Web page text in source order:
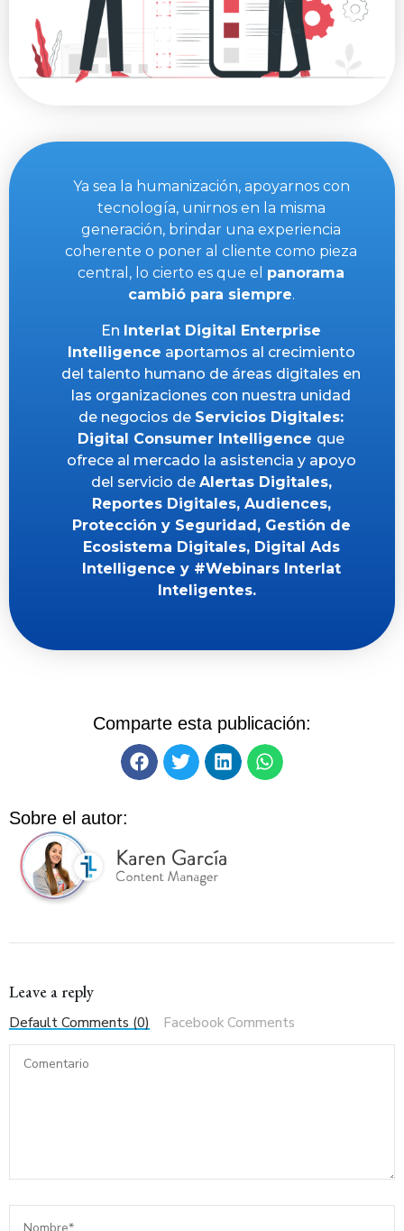
Ya sea la humanización, apoyarnos con
tecnología, unirnos en la misma
generación, brindar una experiencia
coherente o poner al cliente como pieza
central, lo cierto es que el panorama
cambió para siempre.
En Interlat Digital Enterprise
Intelligence aportamos al crecimiento
del talento humano de áreas digitales en
las organizaciones con nuestra unidad
de negocios de Servicios Digitales:
Digital Consumer Intelligence que
ofrece al mercado la asistencia y apoyo
del servicio de Alertas Digitales,
Reportes Digitales, Audiences,
Protección y Seguridad, Gestión de
Ecosistema Digitales, Digital Ads
Intelligence y #Webinars Interlat
Inteligentes.
Comparte esta publicación:
Sobre el autor:
Leave a reply
Default Comments (0) Facebook Comments